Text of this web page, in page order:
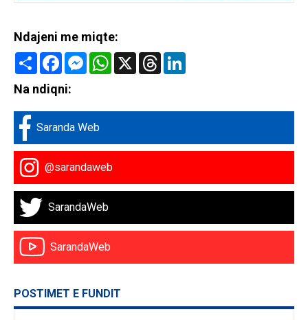
Ndajeni me miqte:
Share FacebookMessenger
WhatsApp
X Threads
Na ndiqni:
Saranda Web
@sarandaweb
SarandaWeb
SarandaWeb
POSTIMET E FUNDIT